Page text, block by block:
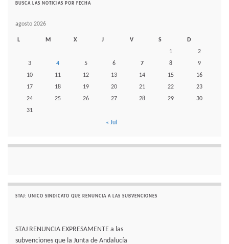
BUSCA LAS NOTICIAS POR FECHA
agosto 2026
L M X J V S
D
1
2
3
4 5 6 7 8
9
10
11 12 13 14 15
16
17
18 19 20 21 22
23
24
25 26 27 28 29
30
31
« Jul
STAJ: UNICO SINDICATO QUE RENUNCIA A LAS SUBVENCIONES
STAJ RENUNCIA EXPRESAMENTE a las
subvenciones que la Junta de Andalucía